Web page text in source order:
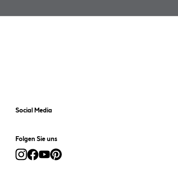
Social Media
Folgen Sie uns